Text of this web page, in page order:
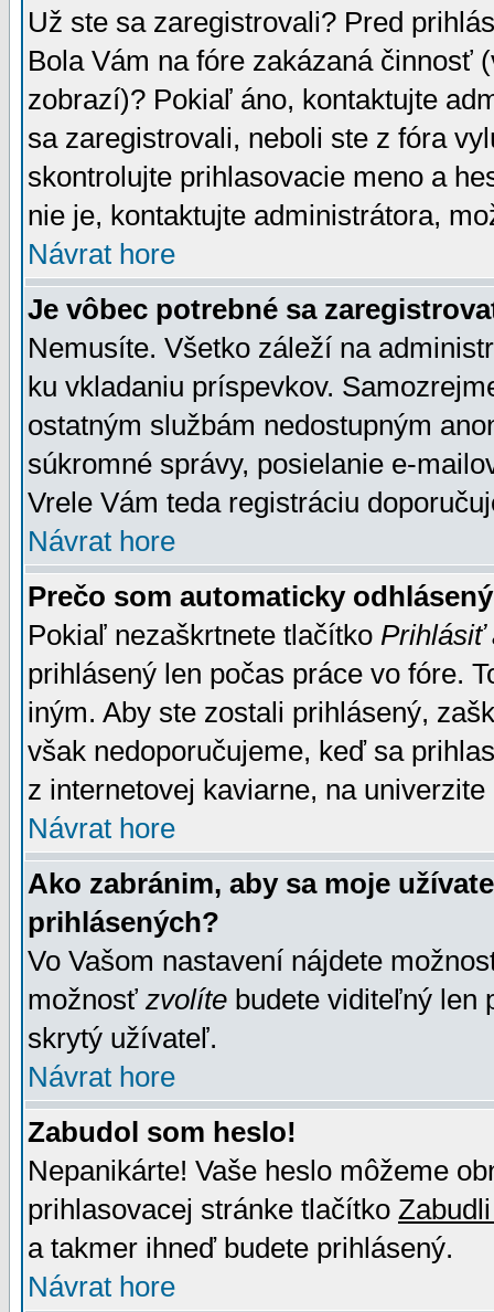
Už ste sa zaregistrovali? Pred
Bola Vám na fóre zakázaná činnosť
zobrazí)? Pokiaľ áno, kontaktujte
sa zaregistrovali, neboli ste z fóra
skontrolujte prihlasovacie meno a
nie je, kontaktujte administrátora,
Návrat hore
Je vôbec potrebné sa
Nemusíte. Všetko záleží na
ku vkladaniu príspevkov.
ostatným službám nedostupným
súkromné správy, posielanie e-
Vrele Vám teda registráciu
Návrat hore
Prečo som automaticky
Pokiaľ nezaškrtnete tlačítko Prihlásiť
prihlásený len počas práce vo fóre.
iným. Aby ste zostali prihlásený,
však nedoporučujeme, keď sa
z internetovej kaviarne, na univerzite
Návrat hore
Ako zabránim, aby sa moje
prihlásených?
Vo Vašom nastavení nájdete
možnosť zvolíte budete viditeľný len
skrytý užívateľ.
Návrat hore
Zabudol som heslo!
Nepanikárte! Vaše heslo môžeme
prihlasovacej stránke tlačítko
a takmer ihneď budete prihlásený.
Návrat hore